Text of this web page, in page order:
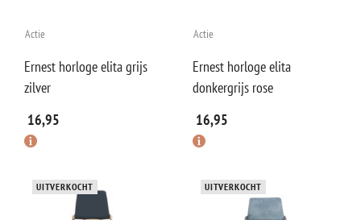
Actie
Ernest horloge elita grijs
zilver
16,95
Actie
Ernest horloge elita
donkergrijs rose
16,95
UITVERKOCHT UITVERKOCHT